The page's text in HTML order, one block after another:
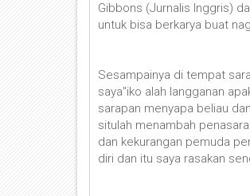
Gibbons (Jurnalis Inggris)
untuk bisa berkarya buat
Sesampainya di tempat
saya"iko alah langganan
sarapan menyapa beliau
situlah menambah
dan kekurangan pemuda
diri dan itu saya rasakan